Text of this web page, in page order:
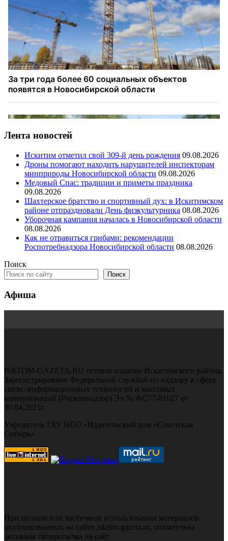
Лента новостей
Искитим отметил свой 309-й день рождения 09.08.2026
Дроны помогают находить нарушителей инспекторам
минприроды Новосибирской области 09.08.2026
Медовый Спас: традиции и приметы праздника
09.08.2026
Шахтерское братство и спортивный дух: в Искитимском
районе отпраздновали День физкультурника 08.08.2026
Уборочная кампания началась в Новосибирской области
08.08.2026
Как не отравиться грибами: рекомендации
Роспотребнадзора Новосибирской области 08.08.2026
Поиск
Поиск
Афиша
ISKITIM-GAZETA.RU сетевое издание Искитимского района.
Зарегистрировано Федеральной службой по надзору в сфере
связи, информационных технологий и массовых
коммуникаций (Роскомнадзор) Эл № ФС77-81027 от
30.04.2021г.
Учредитель ГАУ НСО «Издательский дом «Советская
Сибирь»
При полном или частичном использовании материалов,
опубликованных на сайте iskitim-gazeta.ru, обязательна
активная гиперссылка на сайт